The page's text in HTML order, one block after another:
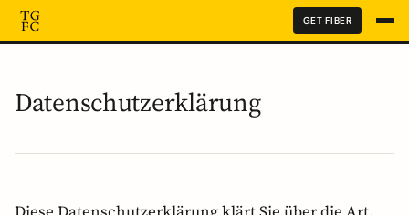
GET FIBER
Datenschutzerklärung